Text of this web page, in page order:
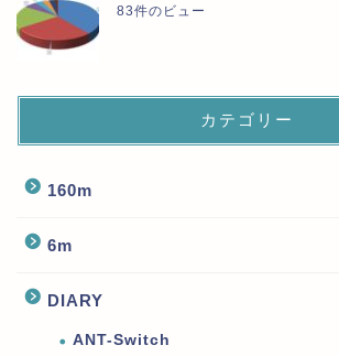
83件のビュー
カテゴリー
160m
6m
DIARY
ANT-Switch